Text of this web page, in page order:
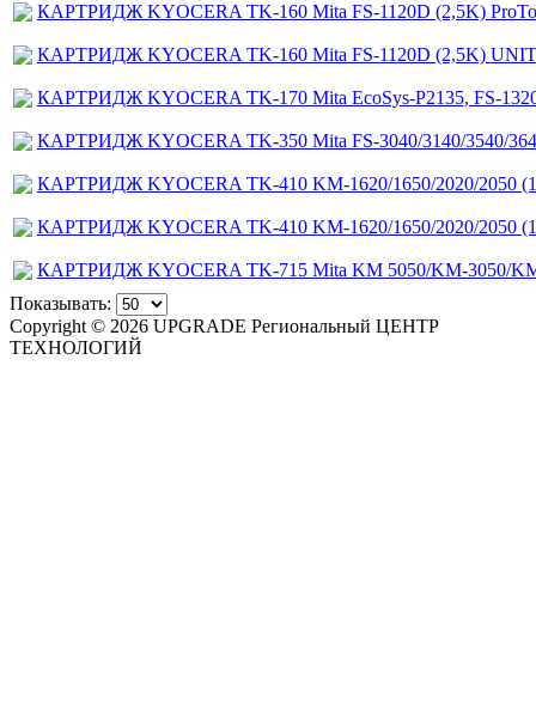
КАРТРИДЖ KYOCERA TK-160 Mita FS-1120D (2,5K)
КАРТРИДЖ KYOCERA TK-160 Mita FS-1120D (2,5K)
КАРТРИДЖ KYOCERA TK-170 Mita EcoSys-P2135, FS-
КАРТРИДЖ KYOCERA TK-350 Mita FS-3040/3140/3540/
КАРТРИДЖ KYOCERA TK-410 KM-1620/1650/2020/2050
КАРТРИДЖ KYOCERA TK-410 KM-1620/1650/2020/2050
КАРТРИДЖ KYOCERA TK-715 Mita KM 5050/KM-3050/
Показывать:
Copyright © 2026 UPGRADE Региональный ЦЕНТР
ТЕХНОЛОГИЙ